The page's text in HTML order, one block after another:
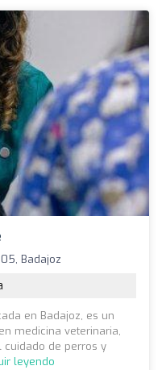
Badajoz
en Badajoz, es un
medicina veterinaria,
de perros y
leyendo